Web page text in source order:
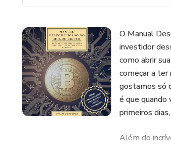
O Manual
investidor
como abrir
começar a
gostamos só
é que quando
primeiros
Além do